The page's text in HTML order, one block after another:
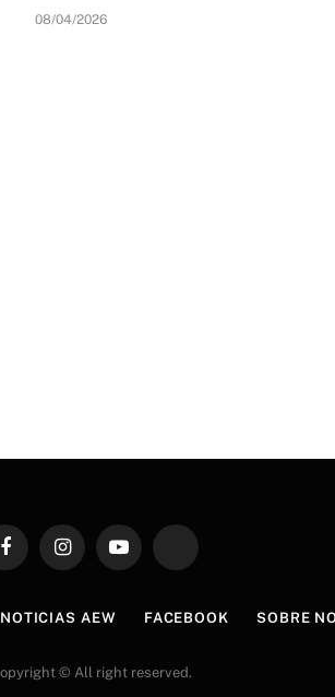
08/04/2026
FacebookInstagramYouTube TikTok
NOTICIAS AEW FACEBOOK SOBRE
© All right reserved.